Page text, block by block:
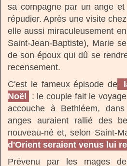
sa compagne par un ange
répudier. Après une visite
elle aussi miraculeusement
Saint-Jean-Baptiste), Marie
de son époux qui dû se
recensement.
C'est le fameux épisode de
Noël
: le couple fait le
accouche à Bethléem,
anges auraient rallié des
nouveau-né et, selon Saint-
d'Orient seraient venus lui
Prévenu par les mages